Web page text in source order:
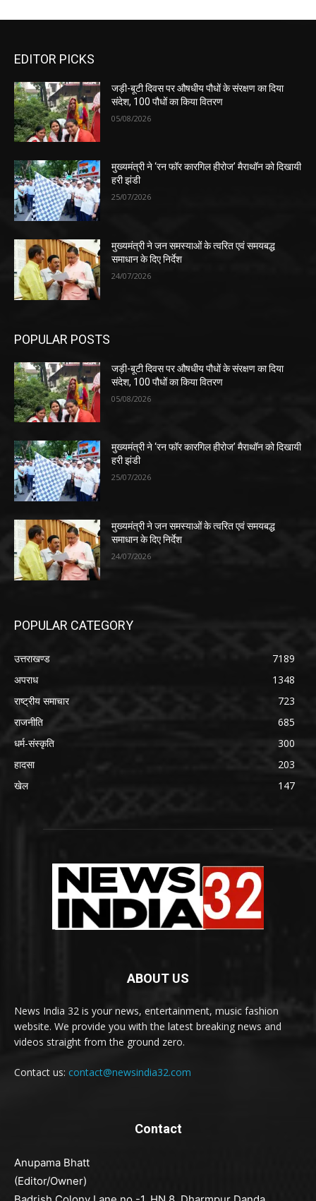
EDITOR PICKS
जड़ी-बूटी दिवस पर औषधीय पौधों के संरक्षण का दिया
संदेश, 100 पौधों का किया वितरण
05/08/2026
मुख्यमंत्री ने ‘रन फॉर कारगिल हीरोज’ मैराथॉन को दिखायी
हरी झंडी
25/07/2026
मुख्यमंत्री ने जन समस्याओं के त्वरित एवं समयबद्ध
समाधान के दिए निर्देश
24/07/2026
POPULAR POSTS
जड़ी-बूटी दिवस पर औषधीय पौधों के संरक्षण का दिया
संदेश, 100 पौधों का किया वितरण
05/08/2026
मुख्यमंत्री ने ‘रन फॉर कारगिल हीरोज’ मैराथॉन को दिखायी
हरी झंडी
25/07/2026
मुख्यमंत्री ने जन समस्याओं के त्वरित एवं समयबद्ध
समाधान के दिए निर्देश
24/07/2026
POPULAR CATEGORY
उत्तराखण्ड
7189
अपराध
1348
राष्ट्रीय समाचार
723
राजनीति
685
धर्म-संस्कृति
300
हादसा
203
खेल
147
ABOUT US
News India 32 is your news, entertainment, music fashion
website. We provide you with the latest breaking news and
videos straight from the ground zero.
Contact us: contact@newsindia32.com
Contact
Anupama Bhatt
(Editor/Owner)